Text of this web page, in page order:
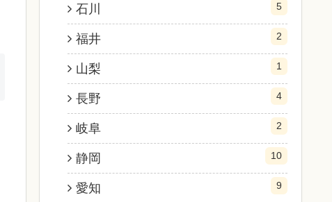
石川 5
福井 2
山梨 1
長野 4
岐阜 2
静岡 10
愛知 9